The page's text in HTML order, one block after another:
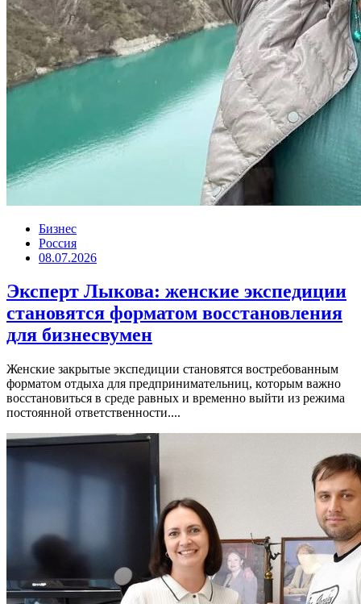
Бизнес
Россия
08.07.2026
Эксперт Лыкова: женские экспедиции
становятся форматом восстановления
для бизнесвумен
Женские закрытые экспедиции становятся востребованным
форматом отдыха для предпринимательниц, которым важно
восстановиться в среде равных и временно выйти из режима
постоянной ответственности....